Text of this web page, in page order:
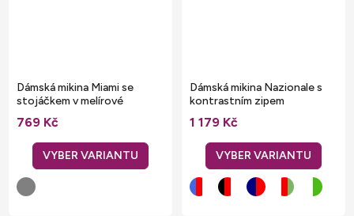
Dámská mikina Miami se
stojáčkem v melírové
variantě
769 Kč
Dámská mikina Nazionale s
kontrastním zipem
1 179 Kč